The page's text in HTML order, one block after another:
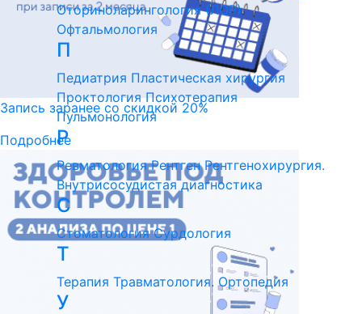
Запись заранее со скидкой 20%
Подробнее
Оториноларингология (ЛОР)
Офтальмология
П
Педиатрия Пластическая хирургия
Проктология Психотерапия
Пульмонология
Р
Ревматология Рентген Рентгенохирургия.
Внутрисосудистая диагностика
С
Стоматология Сурдология
Т
Терапия Травматология. Ортопедия
У